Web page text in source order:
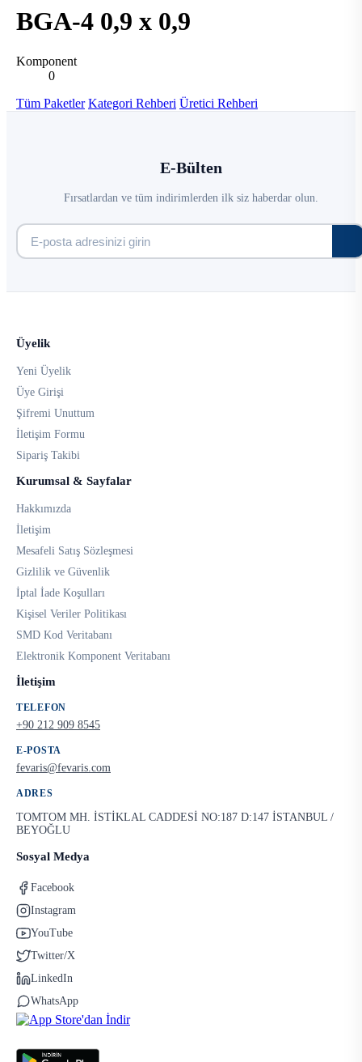
BGA-4 0,9 x 0,9
Komponent
0
Tüm Paketler Kategori Rehberi Üretici Rehberi
E-Bülten
Fırsatlardan ve tüm indirimlerden ilk siz haberdar olun.
Üyelik
Yeni Üyelik
Üye Girişi
Şifremi Unuttum
İletişim Formu
Sipariş Takibi
Kurumsal & Sayfalar
Hakkımızda
İletişim
Mesafeli Satış Sözleşmesi
Gizlilik ve Güvenlik
İptal İade Koşulları
Kişisel Veriler Politikası
SMD Kod Veritabanı
Elektronik Komponent Veritabanı
İletişim
TELEFON
+90 212 909 8545
E-POSTA
fevaris@fevaris.com
ADRES
TOMTOM MH. İSTİKLAL CADDESİ NO:187 D:147 İSTANBUL /
BEYOĞLU
Sosyal Medya
Facebook
Instagram
YouTube
Twitter/X
LinkedIn
WhatsApp